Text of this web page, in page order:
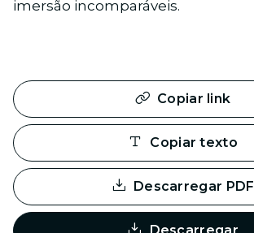
imersão incomparáveis.
Copiar link
Copiar texto
Descarregar PDF